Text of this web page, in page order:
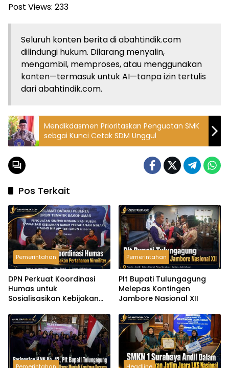
Post Views: 233
Seluruh konten berita di abahtindik.com
dilindungi hukum. Dilarang menyalin,
mengambil, memproses, atau menggunakan
konten—termasuk untuk AI—tanpa izin tertulis
dari abahtindik.com.
Mendikdasmen Prioritaskan Penguatan SMK
sebgai Kunci Cetak SDM Unggul
Pos Terkait
Pemerintahan
DPN Perkuat Koordinasi
Humas untuk
Sosialisasikan Kebijakan
Pemerintahan
Plt Bupati Tulungagung
Melepas Kontingen
Jambore Nasional XII